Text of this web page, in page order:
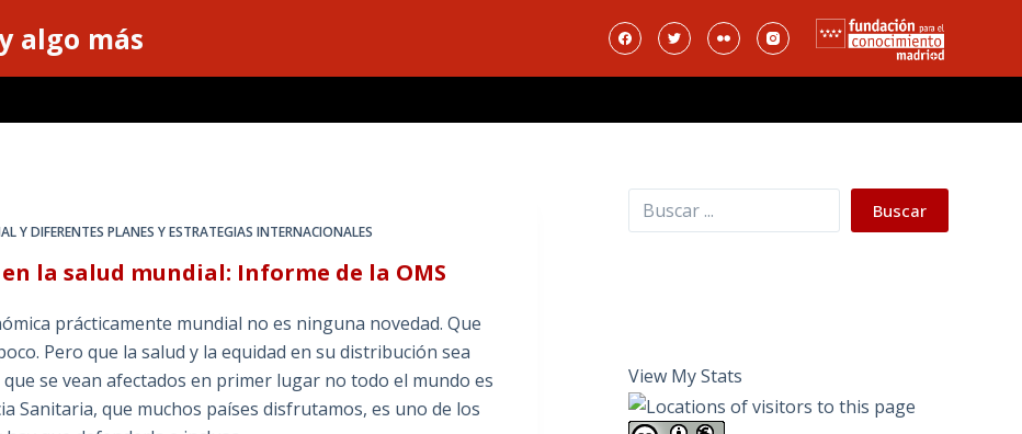
algo más
Y DIFERENTES PLANES Y ESTRATEGIAS INTERNACIONALES
la salud mundial: Informe de la OMS
prácticamente mundial no es ninguna novedad. Que
Pero que la salud y la equidad en su distribución sea
se vean afectados en primer lugar no todo el mundo es
Sanitaria, que muchos países disfrutamos, es uno de los
Buscar Buscar
View My Stats